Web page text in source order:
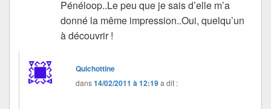
Pénéloop..Le peu que je sais d’elle m’a
donné la même impression..Oui, quelqu’un
à découvrir !
Quichottine
dans14/02/2011 à 12:19a dit :